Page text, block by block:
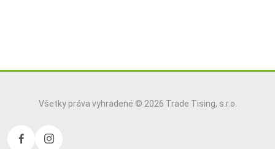
Všetky práva vyhradené © 2026 Trade Tising, s.r.o.